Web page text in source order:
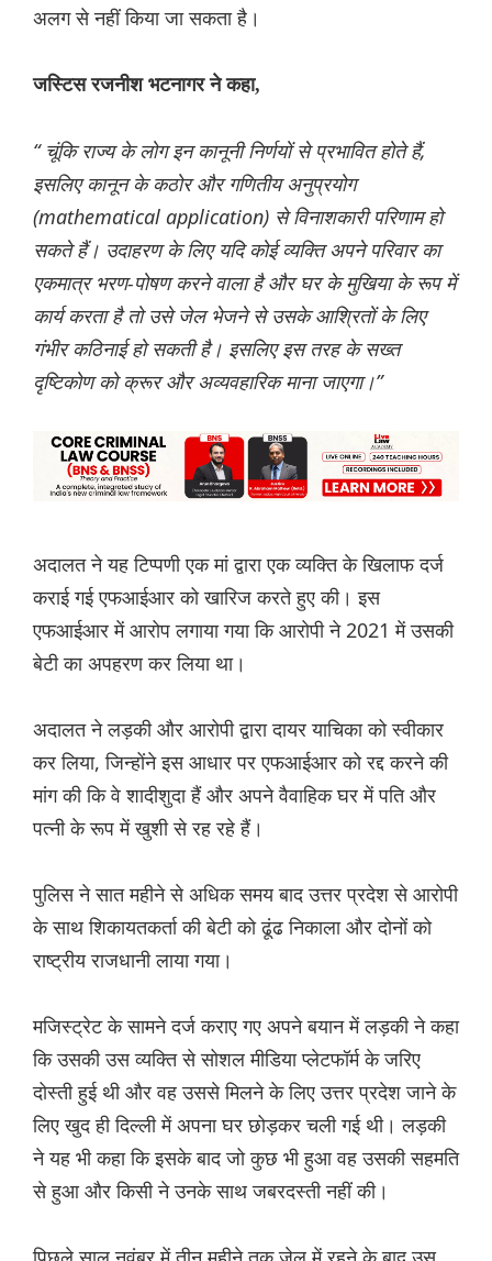
अलग से नहीं किया जा सकता है।
जस्टिस रजनीश भटनागर ने कहा,
“ चूंकि राज्य के लोग इन कानूनी निर्णयों से प्रभावित होते हैं,
इसलिए कानून के कठोर और गणितीय अनुप्रयोग
(mathematical application) से विनाशकारी परिणाम हो
सकते हैं। उदाहरण के लिए यदि कोई व्यक्ति अपने परिवार का
एकमात्र भरण-पोषण करने वाला है और घर के मुखिया के रूप में
कार्य करता है तो उसे जेल भेजने से उसके आश्रितों के लिए
गंभीर कठिनाई हो सकती है। इसलिए इस तरह के सख्त
दृष्टिकोण को क्रूर और अव्यवहारिक माना जाएगा।”
अदालत ने यह टिप्पणी एक मां द्वारा एक व्यक्ति के खिलाफ दर्ज
कराई गई एफआईआर को खारिज करते हुए की। इस
एफआईआर में आरोप लगाया गया कि आरोपी ने 2021 में उसकी
बेटी का अपहरण कर लिया था।
अदालत ने लड़की और आरोपी द्वारा दायर याचिका को स्वीकार
कर लिया, जिन्होंने इस आधार पर एफआईआर को रद्द करने की
मांग की कि वे शादीशुदा हैं और अपने वैवाहिक घर में पति और
पत्नी के रूप में खुशी से रह रहे हैं।
पुलिस ने सात महीने से अधिक समय बाद उत्तर प्रदेश से आरोपी
के साथ शिकायतकर्ता की बेटी को ढूंढ निकाला और दोनों को
राष्ट्रीय राजधानी लाया गया।
मजिस्ट्रेट के सामने दर्ज कराए गए अपने बयान में लड़की ने कहा
कि उसकी उस व्यक्ति से सोशल मीडिया प्लेटफॉर्म के जरिए
दोस्ती हुई थी और वह उससे मिलने के लिए उत्तर प्रदेश जाने के
लिए खुद ही दिल्ली में अपना घर छोड़कर चली गई थी। लड़की
ने यह भी कहा कि इसके बाद जो कुछ भी हुआ वह उसकी सहमति
से हुआ और किसी ने उनके साथ जबरदस्ती नहीं की।